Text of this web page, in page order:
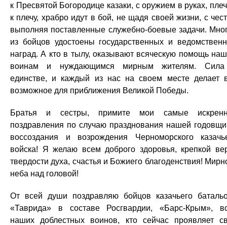
к Пресвятой Богородице казаки, с оружием в руках,
к плечу, храбро идут в бой, не щадя своей жизни, с
выполняя поставленные служебно-боевые задачи.
из бойцов удостоены государственных и
наград. А кто в тылу, оказывают всяческую помощь
воинам и нуждающимся мирным жителям.
единстве, и каждый из нас на своем месте делает
возможное для приближения Великой Победы.
Братья и сестры, примите мои самые
поздравления по случаю празднования нашей
воссоздания и возрождения Черноморского
войска! Я желаю всем доброго здоровья, крепкой
твердости духа, счастья и Божиего благоденствия!
неба над головой!
От всей души поздравляю бойцов казачьего
«Таврида» в составе Росгвардии, «Барс-Крым»,
наших доблестных воинов, кто сейчас проявляет